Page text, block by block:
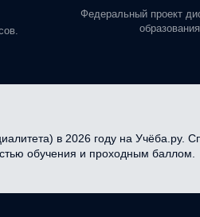
Федеральный проект
образования.
в 2026 году на Учёба.ру.
обучения и проходным баллом.